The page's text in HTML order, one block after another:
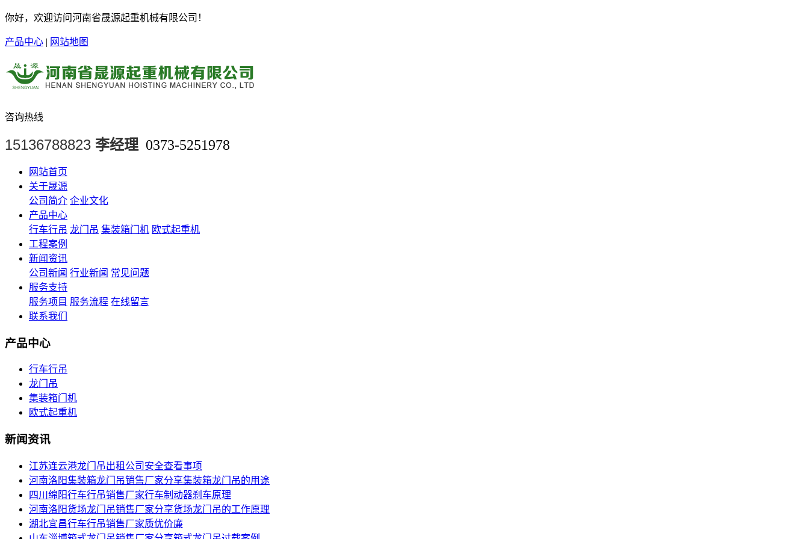
你好，欢迎访问河南省晟源起重机械有限公司！
产品中心 | 网站地图
咨询热线
15136788823 李经理 0373-5251978
网站首页
关于晟源
公司简介 企业文化
产品中心
行车行吊 龙门吊 集装箱门机 欧式起重机
工程案例
新闻资讯
公司新闻 行业新闻 常见问题
服务支持
服务项目 服务流程 在线留言
联系我们
产品中心
行车行吊
龙门吊
集装箱门机
欧式起重机
新闻资讯
江苏连云港龙门吊出租公司安全查看事项
河南洛阳集装箱龙门吊销售厂家分享集装箱龙门吊的用途
四川绵阳行车行吊销售厂家行车制动器刹车原理
河南洛阳货场龙门吊销售厂家分享货场龙门吊的工作原理
湖北宜昌行车行吊销售厂家质优价廉